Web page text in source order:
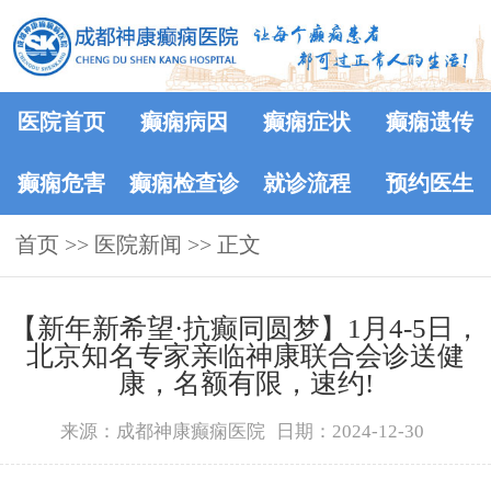
医院首页 癫痫病因 癫痫症状 癫痫遗传
癫痫危害 癫痫检查诊
断
就诊流程 预约医生
首页 >> 医院新闻 >> 正文
【新年新希望·抗癫同圆梦】1月4-5日，
北京知名专家亲临神康联合会诊送健
康，名额有限，速约!
来源：成都神康癫痫医院 日期：2024-12-30